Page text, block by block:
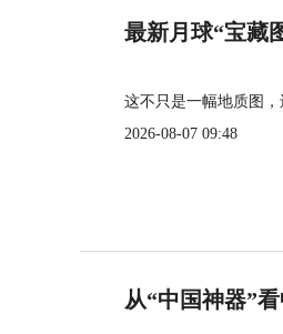
最新月球“宝藏
这不只是一幅地质图，
2026-08-07 09:48
从“中国神器”